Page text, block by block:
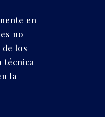
en
no
los
técnica
la